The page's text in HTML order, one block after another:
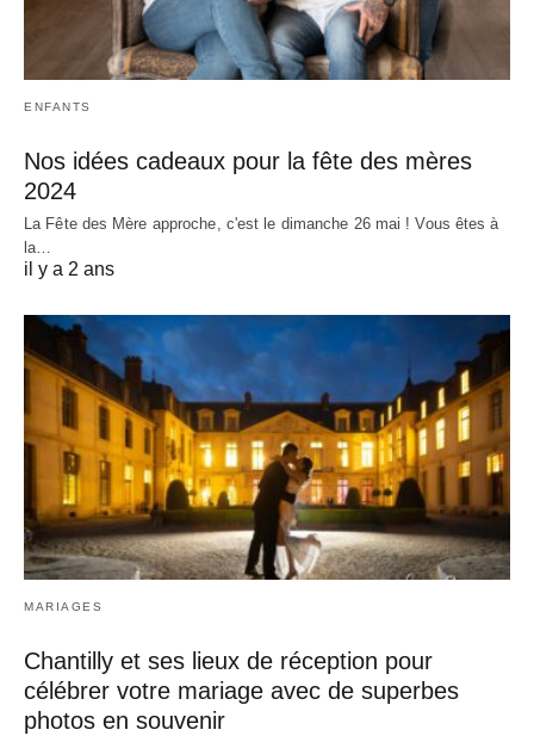
ENFANTS
Nos idées cadeaux pour la fête des mères
2024
La Fête des Mère approche, c'est le dimanche 26 mai ! Vous êtes à
la…
il y a 2 ans
MARIAGES
Chantilly et ses lieux de réception pour
célébrer votre mariage avec de superbes
photos en souvenir